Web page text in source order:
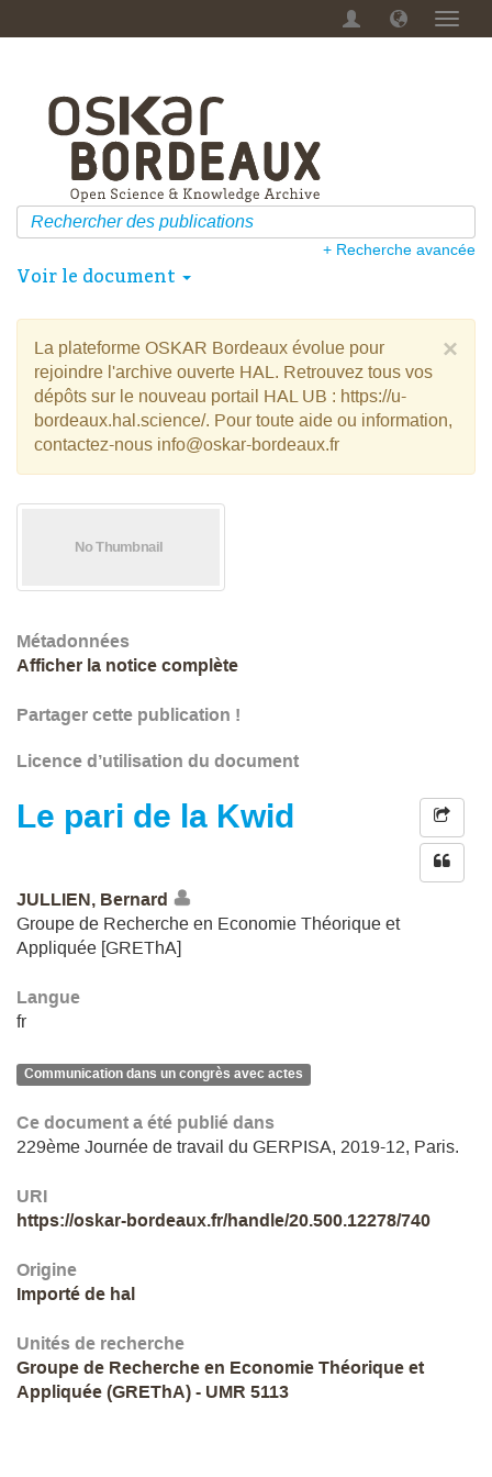
Menu
+ Recherche avancée
Voir le document
×
La plateforme OSKAR Bordeaux évolue pour
rejoindre l'archive ouverte HAL. Retrouvez tous vos
dépôts sur le nouveau portail HAL UB : https://u-
bordeaux.hal.science/. Pour toute aide ou information,
contactez-nous info@oskar-bordeaux.fr
Métadonnées
Afficher la notice complète
Partager cette publication !
Licence d’utilisation du document
Le pari de la Kwid
JULLIEN, Bernard
Groupe de Recherche en Economie Théorique et
Appliquée [GREThA]
Langue
fr
Communication dans un congrès avec actes
Ce document a été publié dans
229ème Journée de travail du GERPISA, 2019-12, Paris.
URI
https://oskar-bordeaux.fr/handle/20.500.12278/740
Origine
Importé de hal
Unités de recherche
Groupe de Recherche en Economie Théorique et
Appliquée (GREThA) - UMR 5113